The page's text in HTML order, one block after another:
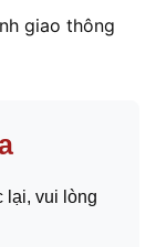
giao thông
lại, vui lòng